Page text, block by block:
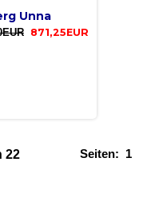
Unna
871,25EUR
Seiten: 1
22